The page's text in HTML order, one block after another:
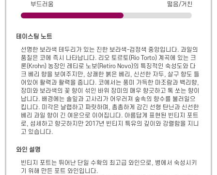
부드러움 떫음/거친
테이스팅 노트
선명한 보라색 테두리가 있는 진한 보라색-검정색 중앙입니다. 과일의
품질은 코에 즉시 나타납니다. 리오 토르토(Rio Torto) 계곡에 있는 크
론(Krohn) 농장인 레티로 노보(Retiro Novo)의 특징적인 숙성도와 다
크 베리 향을 보여주지만, 상쾌한 붉은 베리, 신선한 자두, 살구 향도 들
어있어 활력과 활력을 줍니다. 코에서는 풍미 가득한 마조람과 백리향,
장미와 보라색의 꽃 향이 섞인 바위 장미의 매우 향긋하고 톡 쏘는 향이
납니다. 배경에는 솔잎과 고사리가 어우러져 숲속의 향수를 불러일으
킵니다. 미각은 날렵하고 짜릿하며, 촘촘하게 감긴 선형 탄닌과 신선한
베리 과일 향이 긴 여운으로 이어집니다. 아름답게 표현된 빈티지 포트
로, 섬세하고 향긋하지만 2017년 빈티지 특유의 깊이와 강렬함을 지니
고 있습니다.
와인 설명
빈티지 포트는 뛰어난 단일 수확의 최고급 와인으로, 병에서 숙성시키
기 위해 만든 포트 와인입니다.